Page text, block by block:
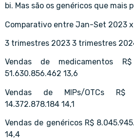
bi. Mas são os genéricos que mais
Comparativo entre Jan-Set 2023
3 trimestres 2023 3 trimestres
Vendas de medicamentos R$
51.630.856.462 13,6
Vendas de MIPs/OTCs R$
14.372.878.184 14,1
Vendas de genéricos R$
14,4